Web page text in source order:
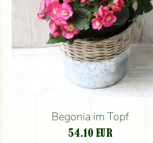
Begonia im Topf
54.10 EUR